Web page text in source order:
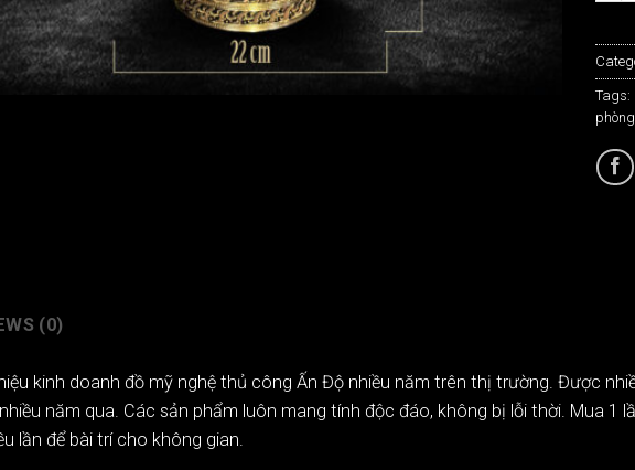
Tags:
(0)
kinh doanh đồ mỹ nghệ thủ công Ấn Độ nhiều năm trên thị trường. Được
năm qua. Các sản phẩm luôn mang tính độc đáo, không bị lỗi thời. Mua 1
lần để bài trí cho không gian.